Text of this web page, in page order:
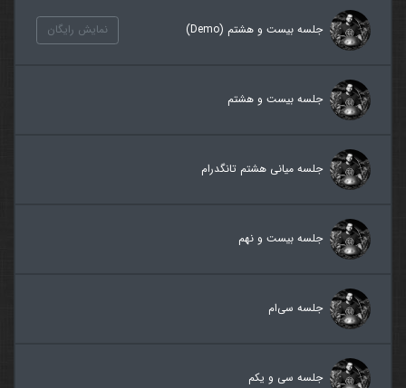
جلسه بیست و هشتم (Demo) نمایش رایگان
جلسه بیست و هشتم
جلسه میانی هشتم تانگدرام
جلسه بیست و نهم
جلسه سی‌ام
جلسه سی و یکم